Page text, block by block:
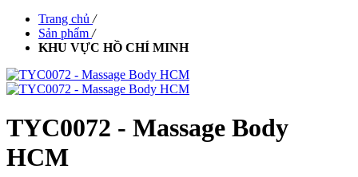
Trang chủ /
Sản phẩm /
KHU VỰC HỒ CHÍ MINH
TYC0072 - Massage Body
HCM